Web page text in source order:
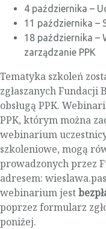
4 października –
11 października –
18 października –
zarządzanie PPK
Tematyka szkoleń
zgłaszanych Fundacji
obsługą PPK.
PPK, którym można
webinarium
szkoleniowe, mogą
prowadzonych przez
adresem:
webinarium jest
poprzez formularz
poniżej.